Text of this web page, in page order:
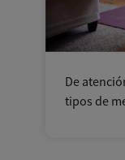
De
tipos de